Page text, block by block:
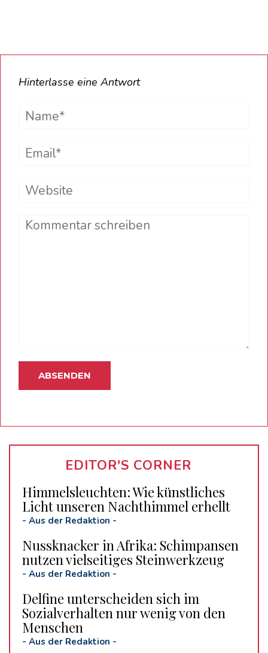
Hinterlasse eine Antwort
Name*
Email*
Website
Comment
EDITOR'S CORNER
Himmelsleuchten: Wie künstliches
Licht unseren Nachthimmel erhellt
- Aus der Redaktion -
Nussknacker in Afrika: Schimpansen
nutzen vielseitiges Steinwerkzeug
- Aus der Redaktion -
Delfine unterscheiden sich im
Sozialverhalten nur wenig von den
Menschen
- Aus der Redaktion -